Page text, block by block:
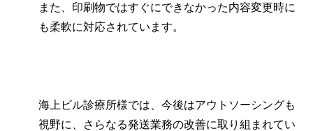
また、印刷物ではすぐにできなかった内容変更時に
も柔軟に対応されています。
海上ビル診療所様では、今後はアウトソーシングも
視野に、さらなる発送業務の改善に取り組まれてい